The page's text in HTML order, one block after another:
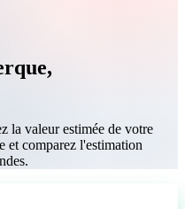
la valeur estimée de votre
et comparez l'estimation